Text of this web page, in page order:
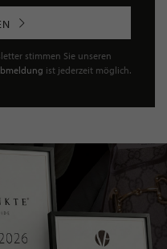
stimmen Sie unseren
ist jederzeit möglich.